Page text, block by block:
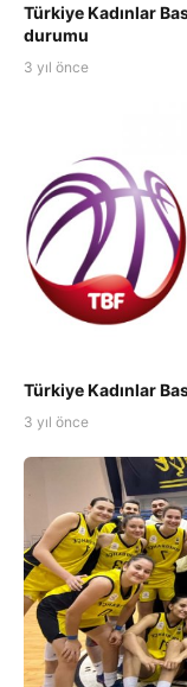
Türkiye Kadınlar
durumu
3 yıl önce
Türkiye Kadınlar
3 yıl önce